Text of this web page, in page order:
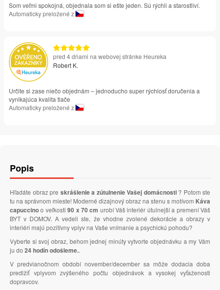
Som veľmi spokojná, objednala som si ešte jeden. Sú rýchli a starostliví.
Automaticky preložené z
pred 4 dňami na webovej stránke Heureka
Robert K.
Určite si zase niečo objednám – jednoducho super rýchlosť doručenia a
vynikajúca kvalita tlače
Automaticky preložené z
Popis
Hľadáte obraz pre skrášlenie a zútulnenie Vašej domácnosti ? Potom ste
tu na správnom mieste! Moderné dizajnový obraz na stenu s motívom Káva
capuccinoo veľkosti90 x 70 cm urobí Váš interiér útulnejší a premení Váš
BYT v DOMOV. A vedeli ste, že vhodne zvolené dekorácie a obrazy v
interiéri majú pozitívny vplyv na Vaše vnímanie a psychickú pohodu?
Vyberte si svoj obraz, behom jednej minúty vytvorte objednávku a my Vám
ju do 24 hodín odošleme..
V predvianočnom období november/december sa môže dodacia doba
predlžiť vplyvom zvýšeného počtu objednávok a vysokej vyťaženosti
dopravcov.